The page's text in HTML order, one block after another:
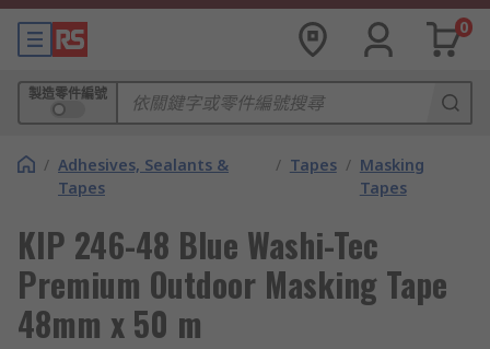
0
製造零件編號
/ Adhesives, Sealants &
Tapes
/ Tapes / Masking
Tapes
KIP 246-48 Blue Washi-Tec
Premium Outdoor Masking Tape
48mm x 50 m